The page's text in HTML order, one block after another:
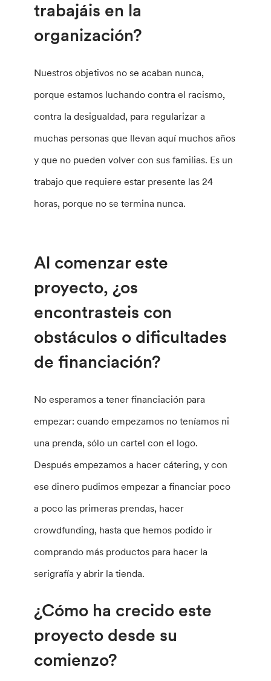
trabajáis en la
organización?
Nuestros objetivos no se acaban nunca,
porque estamos luchando contra el racismo,
contra la desigualdad, para regularizar a
muchas personas que llevan aquí muchos años
y que no pueden volver con sus familias. Es un
trabajo que requiere estar presente las 24
horas, porque no se termina nunca.
Al comenzar este
proyecto, ¿os
encontrasteis con
obstáculos o dificultades
de financiación?
No esperamos a tener financiación para
empezar: cuando empezamos no teníamos ni
una prenda, sólo un cartel con el logo.
Después empezamos a hacer cátering, y con
ese dinero pudimos empezar a financiar poco
a poco las primeras prendas, hacer
crowdfunding, hasta que hemos podido ir
comprando más productos para hacer la
serigrafía y abrir la tienda.
¿Cómo ha crecido este
proyecto desde su
comienzo?